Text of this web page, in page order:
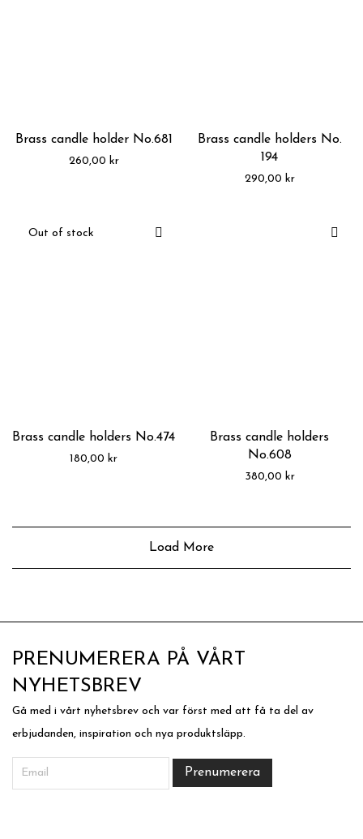
Brass candle holder No.681
260,00 kr
Brass candle holders No.
194
290,00 kr
Brass candle holders No.474
180,00 kr
Brass candle holders
No.608
380,00 kr
Load More
PRENUMERERA PÅ VÅRT
NYHETSBREV
Gå med i vårt nyhetsbrev och var först med att få ta del av
erbjudanden, inspiration och nya produktsläpp.